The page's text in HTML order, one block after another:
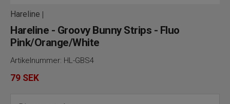
Hareline |
Hareline - Groovy Bunny Strips - Fluo
Pink/Orange/White
Artikelnummer: HL-GBS4
79 SEK